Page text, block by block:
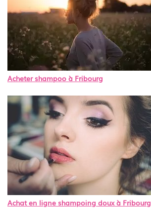
Acheter shampoo à Fribourg
Achat en ligne shampoing doux à Fribourg